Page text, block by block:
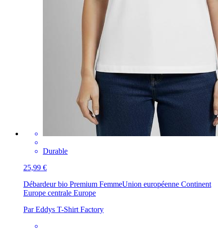
Durable
25,99 €
Débardeur bio Premium FemmeUnion européenne Continent
Europe centrale Europe
Par Eddys T-Shirt Factory